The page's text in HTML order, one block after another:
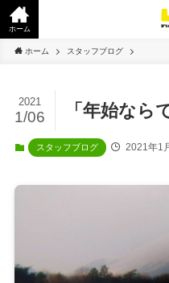
ホーム
ホーム スタッフブログ
「年始なら
2021
1/06
スタッフブログ 2021年1